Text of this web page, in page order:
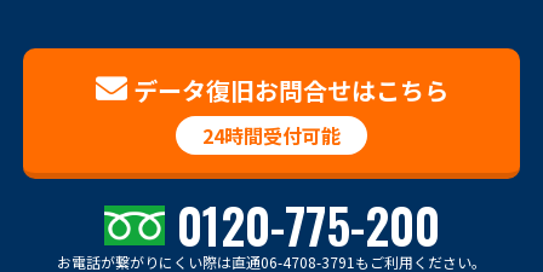
データ復旧お問合せはこちら
24時間受付可能
0120-775-200
お電話が繋がりにくい際は直通06-4708-3791もご利用ください。